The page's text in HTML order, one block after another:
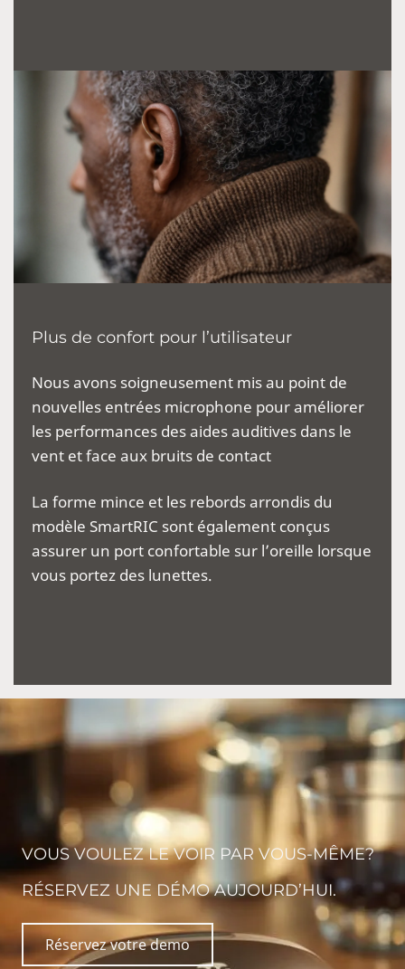
Plus de confort pour l’utilisateur
Nous avons soigneusement mis au point de
nouvelles entrées microphone pour améliorer
les performances des aides auditives dans le
vent et face aux bruits de contact
La forme mince et les rebords arrondis du
modèle SmartRIC sont également conçus
assurer un port confortable sur l’oreille lorsque
vous portez des lunettes.
VOUS VOULEZ LE VOIR PAR VOUS-MÊME?
RÉSERVEZ UNE DÉMO AUJOURD’HUI.
Réservez votre demo